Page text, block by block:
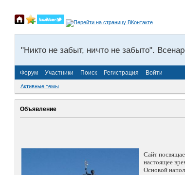
"Никто не забыт, ничто не забыто".
Форум Участники Поиск Регистрация Войти
Активные темы
Объявление
Сайт
настоящее
Основой